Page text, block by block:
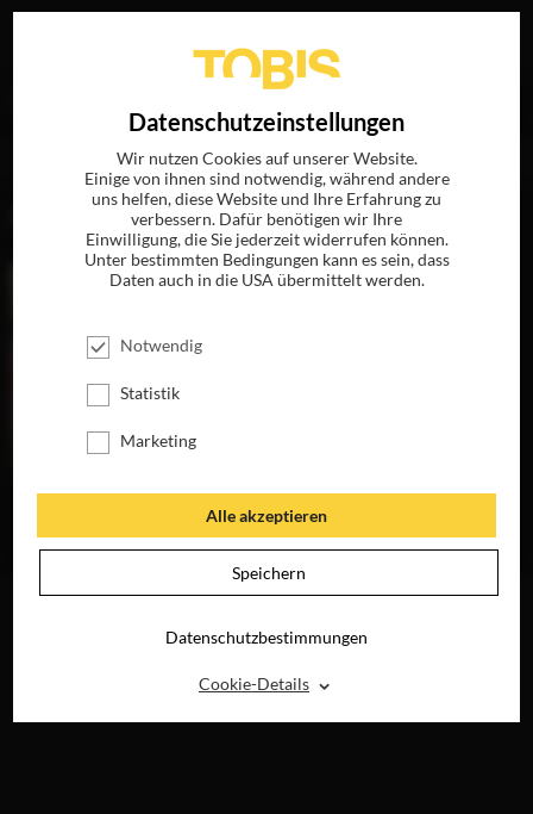
„Caterina Czepek“
DER TRAFIKANT
BLU-RAY &
Datenschutzeinstellungen
Wir nutzen Cookies auf unserer Website.
Einige von ihnen sind notwendig, während andere
uns helfen, diese Website und Ihre Erfahrung zu
verbessern. Dafür benötigen wir Ihre
Einwilligung, die Sie jederzeit widerrufen können.
Unter bestimmten Bedingungen kann es sein, dass
Daten auch in die USA übermittelt werden.
Notwendig
Statistik
Marketing
Alle akzeptieren
Speichern
Datenschutzbestimmungen
Cookie-Details ⌃